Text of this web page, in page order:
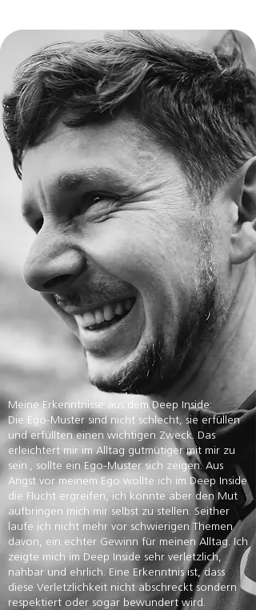
Meine Erkenntnisse aus dem Deep Inside:
Die Ego-Muster sind nicht schlecht, sie erfüllen
und erfüllten einen wichtigen Zweck. Das
erleichtert mir im Alltag gutmütiger mit mir zu
sein., sollte ein Ego-Muster sich zeigen. Aus
Angst vor meinem Ego wollte ich im Deep Inside
die Flucht ergreifen, ich konnte aber den Mut
aufbringen mich mir selbst zu stellen. Seither
laufe ich nicht mehr vor schwierigen Themen
davon, ein echter Gewinn für meinen Alltag. ⁠Ich
zeigte mich im Deep Inside sehr verletzlich,
nahbar und ehrlich. Eine Erkenntnis ist, dass
diese Verletzlichkeit nicht abschreckt sondern
respektiert oder sogar bewundert wird.